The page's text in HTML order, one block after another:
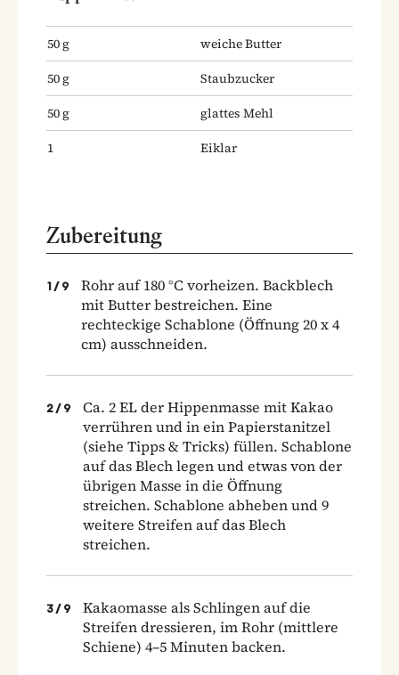
50g
weiche Butter
50g
Staubzucker
50g
glattes Mehl
1
Eiklar
Zubereitung
1 / 9
Rohr auf 180 °C vorheizen. Backblech
mit Butter bestreichen. Eine
rechteckige Schablone (Öffnung 20 x 4
cm) ausschneiden.
2 / 9
Ca. 2 EL der Hippenmasse mit Kakao
verrühren und in ein Papierstanitzel
(siehe Tipps & Tricks) füllen. Schablone
auf das Blech legen und etwas von der
übrigen Masse in die Öffnung
streichen. Schablone abheben und 9
weitere Streifen auf das Blech
streichen.
3 / 9
Kakaomasse als Schlingen auf die
Streifen dressieren, im Rohr (mittlere
Schiene) 4–5 Minuten backen.